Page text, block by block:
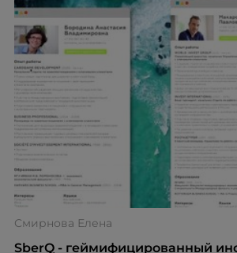
корпоративной культуры. Подарки
материальные (например, плед,
термокружка, билет в кино), так и
например, обучение в нашей
академии или завтрак с
Смирнова Елена
SberQ - геймифицированный